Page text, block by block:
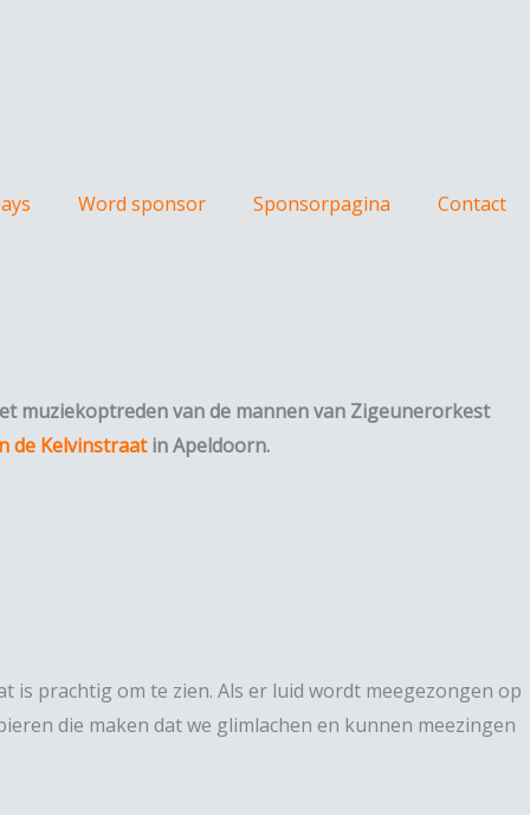
Word sponsor Sponsorpagina Contact
muziekoptreden van de mannen van Zigeunerorkest
de Kelvinstraatin Apeldoorn.
prachtig om te zien. Als er luid wordt meegezongen op
die maken dat we glimlachen en kunnen meezingen